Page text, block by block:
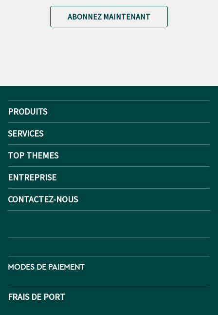
ABONNEZ MAINTENANT
PRODUITS
SERVICES
TOP THEMES
ENTREPRISE
CONTACTEZ-NOUS
MODES DE PAIEMENT
FRAIS DE PORT